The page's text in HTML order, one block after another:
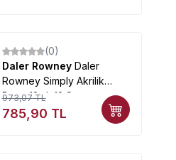
%19
(0)
Daler Rowney Daler
Rowney Simply Akrilik
Boya 12mlx12 Set
973,07TL
785,90 TL